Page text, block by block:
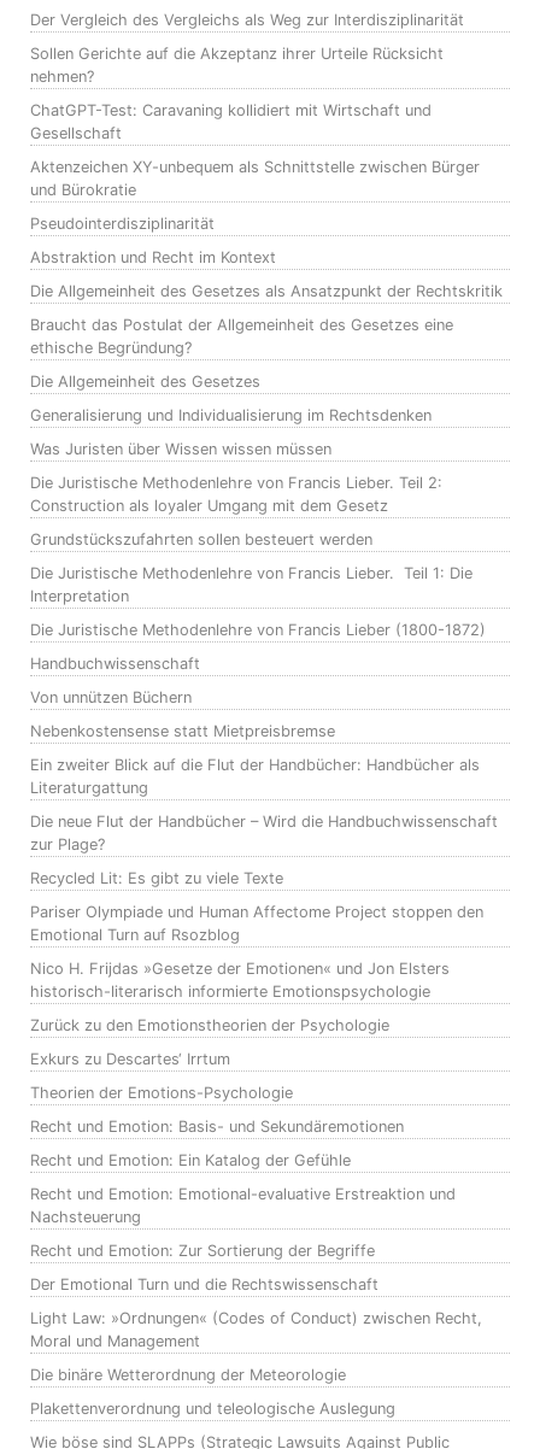
Der Vergleich des Vergleichs als Weg zur Interdisziplinarität
Sollen Gerichte auf die Akzeptanz ihrer Urteile Rücksicht
nehmen?
ChatGPT-Test: Caravaning kollidiert mit Wirtschaft und
Gesellschaft
Aktenzeichen XY-unbequem als Schnittstelle zwischen Bürger
und Bürokratie
Pseudointerdisziplinarität
Abstraktion und Recht im Kontext
Die Allgemeinheit des Gesetzes als Ansatzpunkt der Rechtskritik
Braucht das Postulat der Allgemeinheit des Gesetzes eine
ethische Begründung?
Die Allgemeinheit des Gesetzes
Generalisierung und Individualisierung im Rechtsdenken
Was Juristen über Wissen wissen müssen
Die Juristische Methodenlehre von Francis Lieber. Teil 2:
Construction als loyaler Umgang mit dem Gesetz
Grundstückszufahrten sollen besteuert werden
Die Juristische Methodenlehre von Francis Lieber. Teil 1: Die
Interpretation
Die Juristische Methodenlehre von Francis Lieber (1800-1872)
Handbuchwissenschaft
Von unnützen Büchern
Nebenkostensense statt Mietpreisbremse
Ein zweiter Blick auf die Flut der Handbücher: Handbücher als
Literaturgattung
Die neue Flut der Handbücher – Wird die Handbuchwissenschaft
zur Plage?
Recycled Lit: Es gibt zu viele Texte
Pariser Olympiade und Human Affectome Project stoppen den
Emotional Turn auf Rsozblog
Nico H. Frijdas »Gesetze der Emotionen« und Jon Elsters
historisch-literarisch informierte Emotionspsychologie
Zurück zu den Emotionstheorien der Psychologie
Exkurs zu Descartes‘ Irrtum
Theorien der Emotions-Psychologie
Recht und Emotion: Basis- und Sekundäremotionen
Recht und Emotion: Ein Katalog der Gefühle
Recht und Emotion: Emotional-evaluative Erstreaktion und
Nachsteuerung
Recht und Emotion: Zur Sortierung der Begriffe
Der Emotional Turn und die Rechtswissenschaft
Light Law: »Ordnungen« (Codes of Conduct) zwischen Recht,
Moral und Management
Die binäre Wetterordnung der Meteorologie
Plakettenverordnung und teleologische Auslegung
Wie böse sind SLAPPs (Strategic Lawsuits Against Public